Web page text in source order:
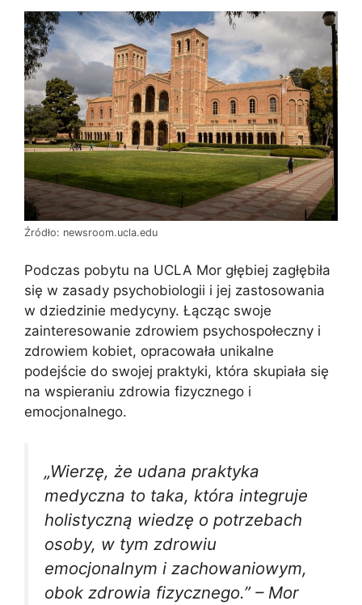
Źródło: newsroom.ucla.edu
Podczas pobytu na UCLA Mor głębiej zagłębiła
się w zasady psychobiologii i jej zastosowania
w dziedzinie medycyny. Łącząc swoje
zainteresowanie zdrowiem psychospołeczny i
zdrowiem kobiet, opracowała unikalne
podejście do swojej praktyki, która skupiała się
na wspieraniu zdrowia fizycznego i
emocjonalnego.
„Wierzę, że udana praktyka
medyczna to taka, która integruje
holistyczną wiedzę o potrzebach
osoby, w tym zdrowiu
emocjonalnym i zachowaniowym,
obok zdrowia fizycznego.” – Mor